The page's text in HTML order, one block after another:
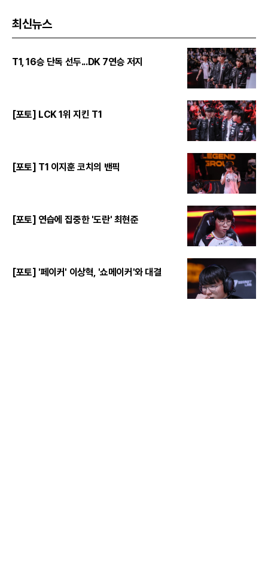
최신뉴스
T1, 16승 단독 선두...DK 7연승 저지
[포토] LCK 1위 지킨 T1
[포토] T1 이지훈 코치의 밴픽
[포토] 연습에 집중한 '도란' 최현준
[포토] '페이커' 이상혁, '쇼메이커'와 대결